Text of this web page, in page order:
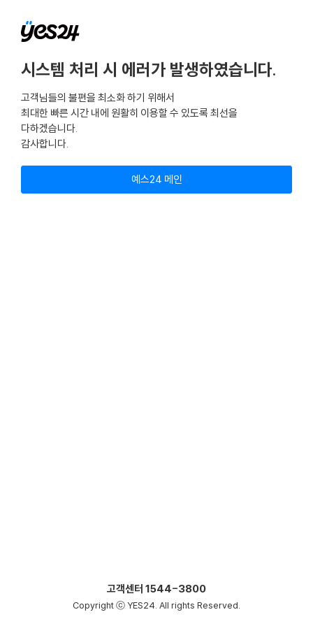
시스템 처리 시 에러가 발생하였습니다.
고객님들의 불편을 최소화 하기 위해서
최대한 빠른 시간 내에 원활히 이용할 수 있도록 최선을
다하겠습니다.
감사합니다.
예스24 메인
고객센터 1544-3800
Copyright ⓒ YES24. All rights Reserved.